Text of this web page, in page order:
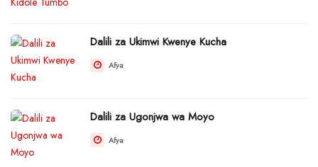
Dalili za Ukimwi Kwenye Kucha
Afya
Dalili za Ugonjwa wa Moyo
Afya